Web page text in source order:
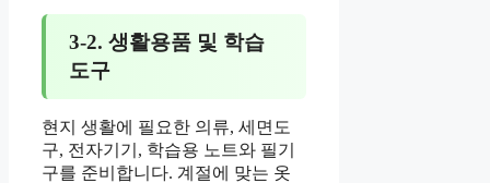
3-2. 생활용품 및 학습
도구
현지 생활에 필요한 의류, 세면도
구, 전자기기, 학습용 노트와 필기
구를 준비합니다. 계절에 맞는 옷